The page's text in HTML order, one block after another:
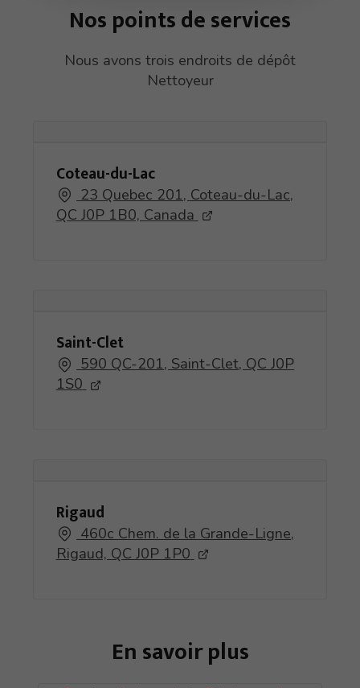
Nos points de services
Nous avons trois endroits de dépôt
Nettoyeur
Coteau-du-Lac
23 Quebec 201, Coteau-du-Lac,
QC J0P 1B0, Canada
Saint-Clet
590 QC-201, Saint-Clet, QC J0P
1S0
Rigaud
460c Chem. de la Grande-Ligne,
Rigaud, QC J0P 1P0
En savoir plus